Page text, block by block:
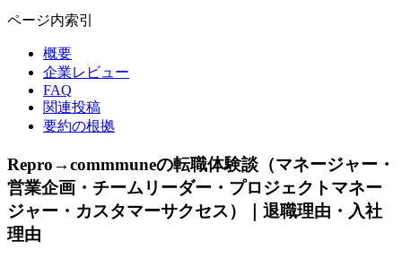
ページ内索引
概要
企業レビュー
FAQ
関連投稿
要約の根拠
Repro→commmuneの転職体験談（マネージャー・
営業企画・チームリーダー・プロジェクトマネー
ジャー・カスタマーサクセス）｜退職理由・入社
理由